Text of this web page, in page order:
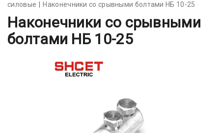
силовые
Наконечники со срывными болтами НБ 10-25
Наконечники со срывными
болтами НБ 10-25